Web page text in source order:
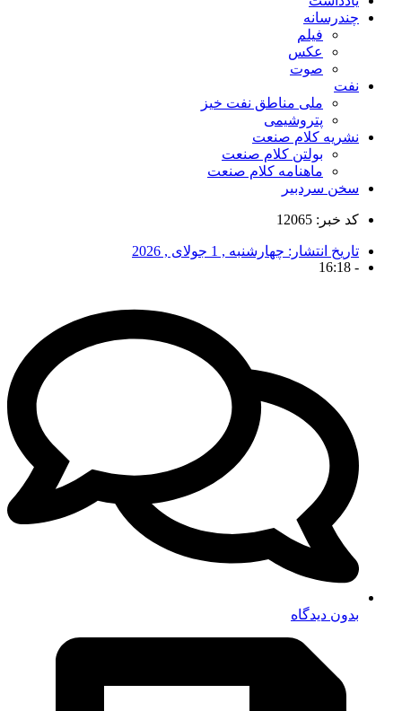
چندرسانه
فیلم
عکس
صوت
نفت
ملی مناطق نفت خیز
پتروشیمی
نشریه کلام صنعت
بولتن کلام صنعت
ماهنامه کلام صنعت
سخن سردبیر
کد خبر: 12065
تاریخ انتشار: چهارشنبه , 1 جولای , 2026
-
16:18
بدون دیدگاه